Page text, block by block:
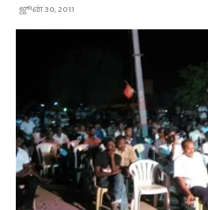
ஜூன் 30, 2011